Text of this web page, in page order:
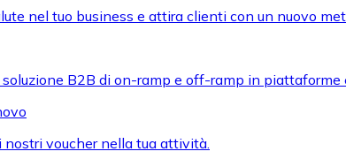
nel tuo business e attira clienti con un nuovo
B2B di on-ramp e off-ramp in piattaforme
nostri voucher nella tua attività.